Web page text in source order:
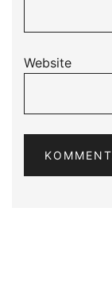
Website